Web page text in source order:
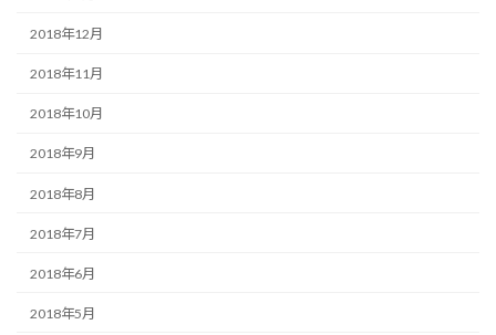
2018年12月
2018年11月
2018年10月
2018年9月
2018年8月
2018年7月
2018年6月
2018年5月